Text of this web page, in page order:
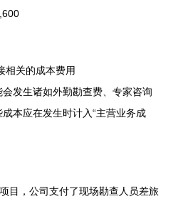
相关的成本费用
发生诸如外勤勘查费、专家咨询
本应在发生时计入“主营业务成
目，公司支付了现场勘查人员差旅